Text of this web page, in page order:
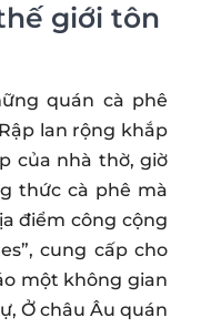
giới tôn
quán cà phê
lan rộng khắp
của nhà thờ, giờ
thức cà phê mà
điểm công cộng
cung cấp cho
một không gian
Ở châu Âu quán